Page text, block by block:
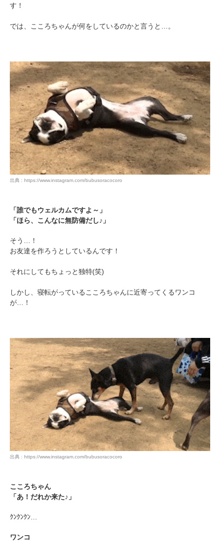
す！
では、こころちゃんが何をしているのかと言うと…。
出典 : https://www.instagram.com/bubusoracocoro
「誰でもウェルカムですよ～」
「ほら、こんなに無防備だし♪」
そう…！
お友達を作ろうとしているんです！
それにしてもちょっと独特(笑)
しかし、寝転がっているこころちゃんに近寄ってくるワンコ
が…！
出典 : https://www.instagram.com/bubusoracocoro
こころちゃん
「あ！だれか来た♪」
ｸﾝｸﾝｸﾝ…
ワンコ